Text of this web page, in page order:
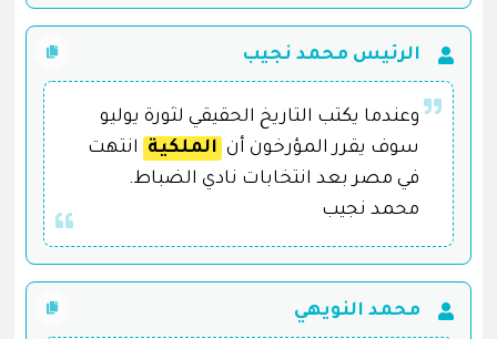
الرئيس محمد نجيب
وعندما يكتب التاريخ الحقيقي لثورة يوليو
سوف يقرر المؤرخون أن الملكية
انتهت
في مصر بعد انتخابات نادي الضباط.
محمد نجيب
محمد النويهي